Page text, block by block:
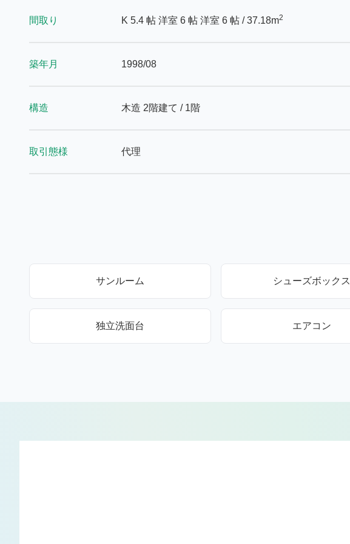
間取り K 5.4 帖 洋室 6 帖 洋室 6 帖 / 37.18m2
築年月 1998/08
構造 木造 2階建て / 1階
取引態様 代理
サンルーム シューズボックス
独立洗面台 エアコン